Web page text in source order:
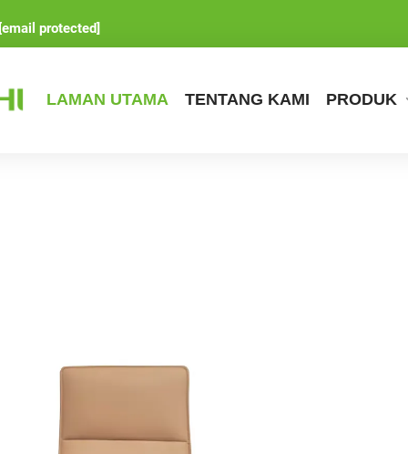
[email protected]
LAMAN UTAMA TENTANG KAMI PRODUK